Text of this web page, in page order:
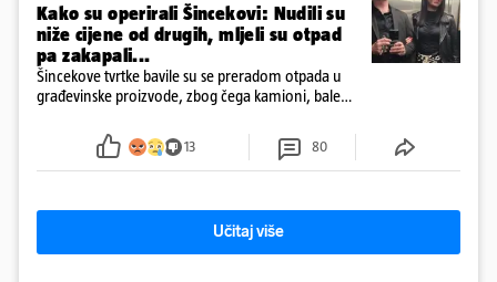
Kako su operirali Šincekovi: Nudili su
niže cijene od drugih, mljeli su otpad
pa zakapali...
Šincekove tvrtke bavile su se preradom otpada u
građevinske proizvode, zbog čega kamioni, bale
13 80
Učitaj više